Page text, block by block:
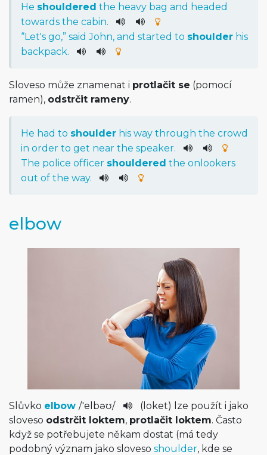
He shouldered the heavy bag and headed
towards the cabin.
“Let's go,” said John, and started to shoulder his
backpack.
Sloveso může znamenat i protlačit se (pomocí
ramen), odstrčit rameny.
He had to shoulder his way through the crowd
in order to get near the speaker.
The police officer shouldered the onlookers
out of the way.
elbow
Slůvko elbow /'elbəʊ/
(loket) lze použít i jako
sloveso odstrčit loktem, protlačit loktem. Často
když se potřebujete někam dostat (má tedy
podobný význam jako sloveso shoulder, kde se